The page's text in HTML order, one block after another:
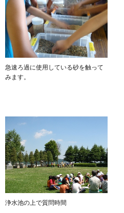
急速ろ過に使用している砂を触って
みます。
浄水池の上で質問時間